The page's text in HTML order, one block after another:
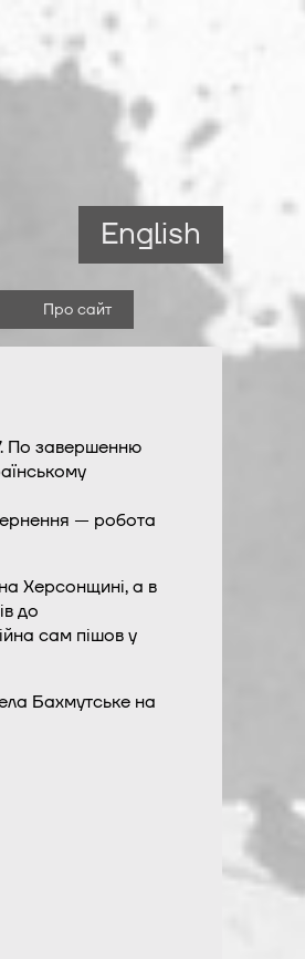
English
Про сайт
По завершенню
— робота
Херсонщині, а в
до
сам пішов у
Бахмутське на